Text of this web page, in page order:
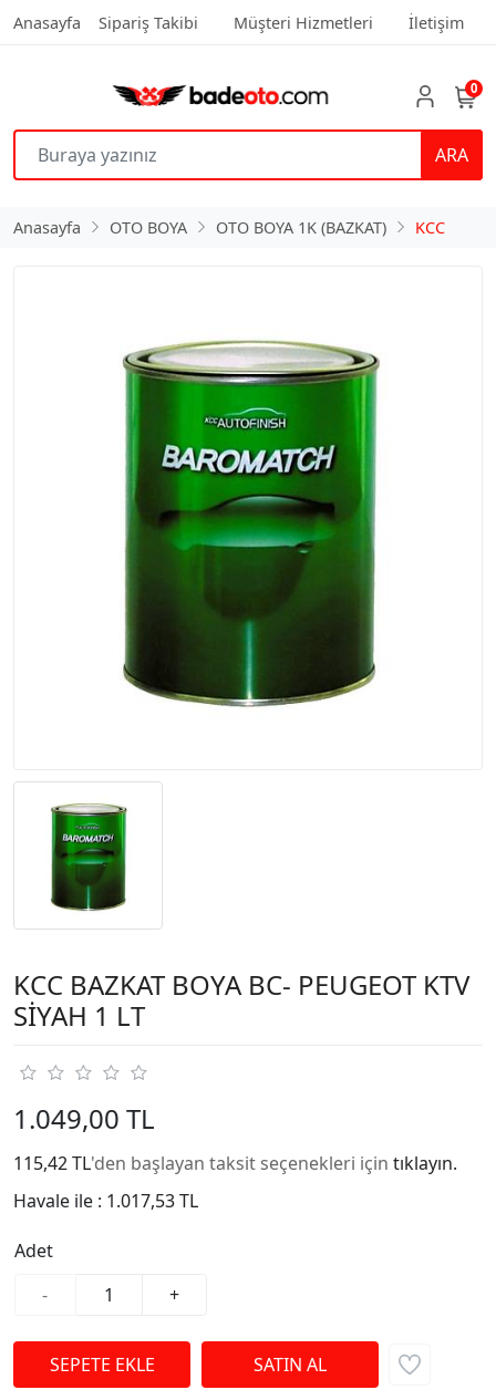
Anasayfa Sipariş Takibi Müşteri Hizmetleri İletişim
ARA
0
Anasayfa OTO BOYA OTO BOYA 1K (BAZKAT) KCC
KCC BAZKAT BOYA BC- PEUGEOT KTV
SİYAH 1 LT
1.049,00 TL
115,42 TL'den başlayan taksit seçenekleri için tıklayın.
Havale ile : 1.017,53 TL
Adet
-
+